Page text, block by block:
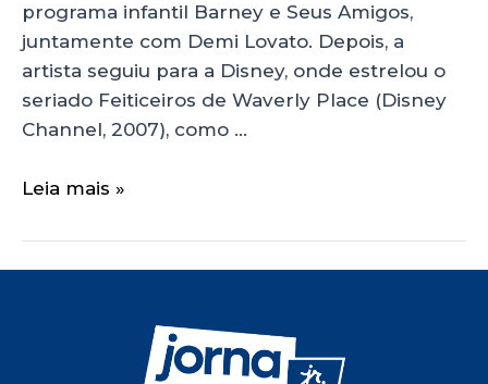
programa infantil Barney e Seus Amigos,
juntamente com Demi Lovato. Depois, a
artista seguiu para a Disney, onde estrelou o
seriado Feiticeiros de Waverly Place (Disney
Channel, 2007), como …
Leia mais »